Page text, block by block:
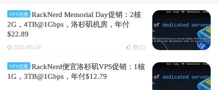
VPS优惠
RackNerd Memorial Day促销：2核
2G，4TB@1Gbps，洛杉矶机房，年付
$22.89
2021-05-29 赞(1 )
VPS优惠
RackNerd便宜洛杉矶VPS促销：1核
1G，3TB@1Gbps，年付$12.79